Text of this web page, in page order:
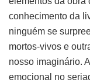
conhecimento da
ninguém se
mortos-vivos e
nosso imaginário.
emocional no